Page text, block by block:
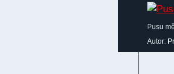
Pusu
Autor: